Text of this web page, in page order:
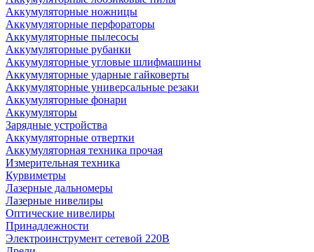
Аккумуляторные ножницы
Аккумуляторные перфораторы
Аккумуляторные пылесосы
Аккумуляторные рубанки
Аккумуляторные угловые шлифмашины
Аккумуляторные ударные гайковерты
Аккумуляторные универсальные резаки
Аккумуляторные фонари
Аккумуляторы
Зарядные устройства
Аккумуляторные отвертки
Аккумуляторная техника прочая
Измерительная техника
Курвиметры
Лазерные дальномеры
Лазерные нивелиры
Оптические нивелиры
Принадлежности
Электроинструмент сетевой 220В